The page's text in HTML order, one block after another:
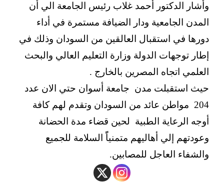
وأشار الدكتور أحمد غلاب رئيس الجامعة الي أن
المدن الجامعية ودار الضيافة مستمرة في أداء
دورها في استقبال العالقين من السودان وذلك في
إطار توجهات الدولة وزارة التعليم العالي والبحث
العلمي اتجاه المصرين بالخارج .
حيث استقبلت مدن جامعة أسوان حتي الان عدد
204 مواطن عائد من السودان وتقدم لهم كافة
أوجه الرعاية الطبية لحين قضاء مدة الحضانة
وعودتهم إلي أهاليهم متمنياًً السلامة للجميع
والشفاء العاجل للمصابين.